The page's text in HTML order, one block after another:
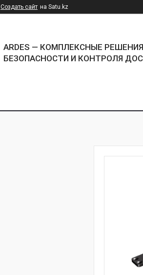
Создать сайт на Satu.kz
ARDES — КОМПЛЕКСНЫЕ
БЕЗОПАСНОСТИ И КОНТРОЛЯ